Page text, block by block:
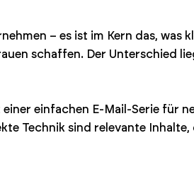
– es ist im Kern das, was
schaffen. Der Unterschied
einfachen E-Mail-Serie für
Technik sind relevante Inhalte,